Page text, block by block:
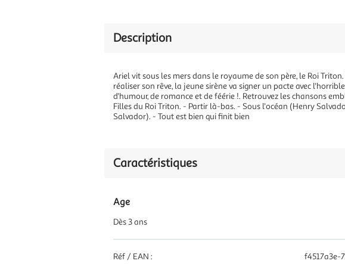
Description
Ariel vit sous les mers dans le royaume de son père, le Roi
réaliser son rêve, la jeune sirène va signer un pacte avec
d'humour, de romance et de féérie !. Retrouvez les chansons
Filles du Roi Triton. - Partir là-bas. - Sous l'océan (Henry
Salvador). - Tout est bien qui finit bien
Caractéristiques
Age
Dès 3 ans
Réf / EAN : f4517a3e-